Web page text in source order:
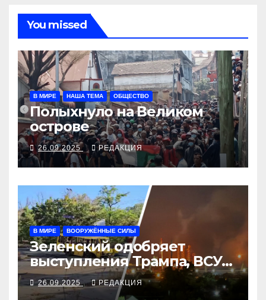
You missed
В МИРЕ НАША ТЕМА ОБЩЕСТВО
Полыхнуло на Великом
острове
26.09.2025 РЕДАКЦИЯ
В МИРЕ ВООРУЖЁННЫЕ СИЛЫ
Зеленский одобряет
выступления Трампа, ВСУ
закрыли Добропольский
рубеж
26.09.2025 РЕДАКЦИЯ